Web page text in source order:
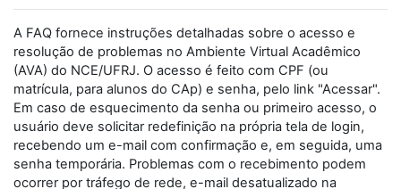
A FAQ fornece instruções detalhadas sobre o acesso e
resolução de problemas no Ambiente Virtual Acadêmico
(AVA) do NCE/UFRJ. O acesso é feito com CPF (ou
matrícula, para alunos do CAp) e senha, pelo link "Acessar".
Em caso de esquecimento da senha ou primeiro acesso, o
usuário deve solicitar redefinição na própria tela de login,
recebendo um e-mail com confirmação e, em seguida, uma
senha temporária. Problemas com o recebimento podem
ocorrer por tráfego de rede, e-mail desatualizado na